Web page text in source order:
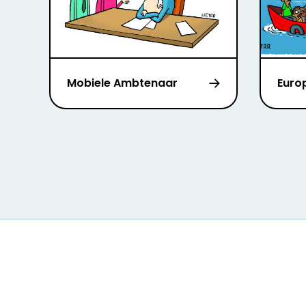
Mobiele Ambtenaar